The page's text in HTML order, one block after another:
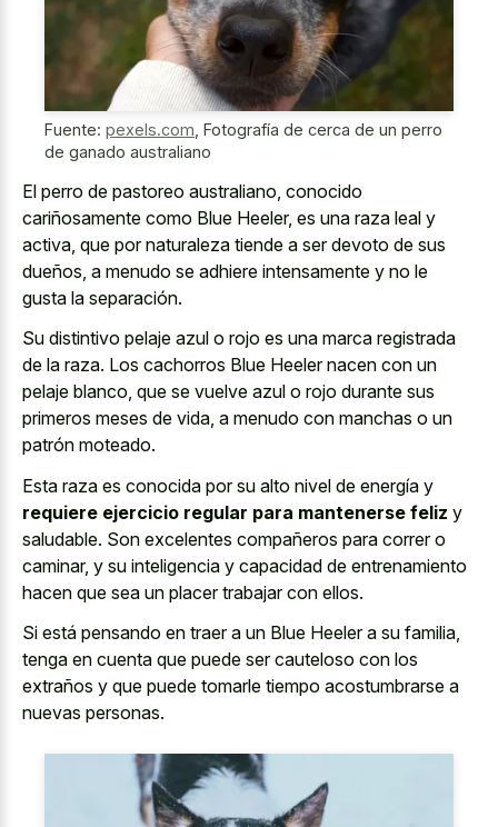
Fuente: pexels.com Fotografía de cerca de un perro
de ganado australiano
El perro de pastoreo australiano, conocido
cariñosamente como Blue Heeler, es una raza leal y
activa, que por naturaleza tiende a ser devoto de sus
dueños, a menudo se adhiere intensamente y no le
gusta la separación.
Su distintivo pelaje azul o rojo es una marca registrada
de la raza. Los cachorros Blue Heeler nacen con un
pelaje blanco, que se vuelve azul o rojo durante sus
primeros meses de vida, a menudo con manchas o un
patrón moteado.
Esta raza es conocida por su alto nivel de energía y
requiere ejercicio regular para mantenerse feliz y
saludable. Son excelentes compañeros para correr o
caminar, y su inteligencia y capacidad de entrenamiento
hacen que sea un placer trabajar con ellos.
Si está pensando en traer a un Blue Heeler a su familia,
tenga en cuenta que puede ser cauteloso con los
extraños y que puede tomarle tiempo acostumbrarse a
nuevas personas.